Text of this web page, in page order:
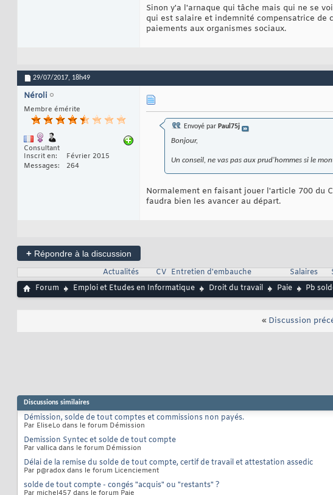
Sinon y'a l'arnaque qui tâche mais qui ne se
qui est salaire et indemnité compensatrice de
paiements aux organismes sociaux.
29/07/2017, 18h49
Néroli
Membre émérite
Consultant
Inscrit en
Février 2015
Messages
264
Envoyé par Paul75j
Bonjour,
Un conseil, ne vas pas aux prud'hommes si le
Normalement en faisant jouer l'article 700 du
faudra bien les avancer au départ.
+ Répondre à la discussion
Actualités
CV Entretien d'embauche Salaires
Forum
Emploi et Etudes en Informatique Droit du travail Paie Pb
« Discussion
Discussions similaires
Démission, solde de tout comptes et commissions non payés.
Par EliseLo dans le forum Démission
Demission Syntec et solde de tout compte
Par vallica dans le forum Démission
Délai de la remise du solde de tout compte, certif de travail et attestation assedic
Par p@radox dans le forum Licenciement
solde de tout compte - congés "acquis" ou "restants" ?